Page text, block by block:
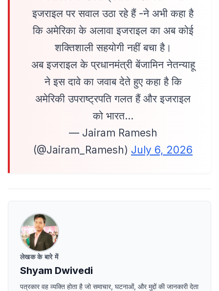
इजराइल पर सवाल उठा रहे हैं -ने अभी कहा है
कि अमेरिका के अलावा इजराइल का अब कोई
शक्तिशाली सहयोगी नहीं बचा है।
अब इजराइल के प्रधानमंत्री बेंजामिन नेतन्याहू
ने इस दावे का जवाब देते हुए कहा है कि
अमेरिकी उपराष्ट्रपति गलत हैं और इजराइल
को भारत…
— Jairam Ramesh
(@Jairam_Ramesh) July 6, 2026
लेखक के बारे में
Shyam Dwivedi
पत्रकार वह व्यक्ति होता है जो समाचार, घटनाओं, और मुद्दों की जानकारी देता